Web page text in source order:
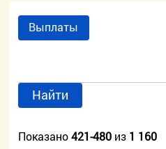
Выплаты
Найти
Показано421-480 из 1 160